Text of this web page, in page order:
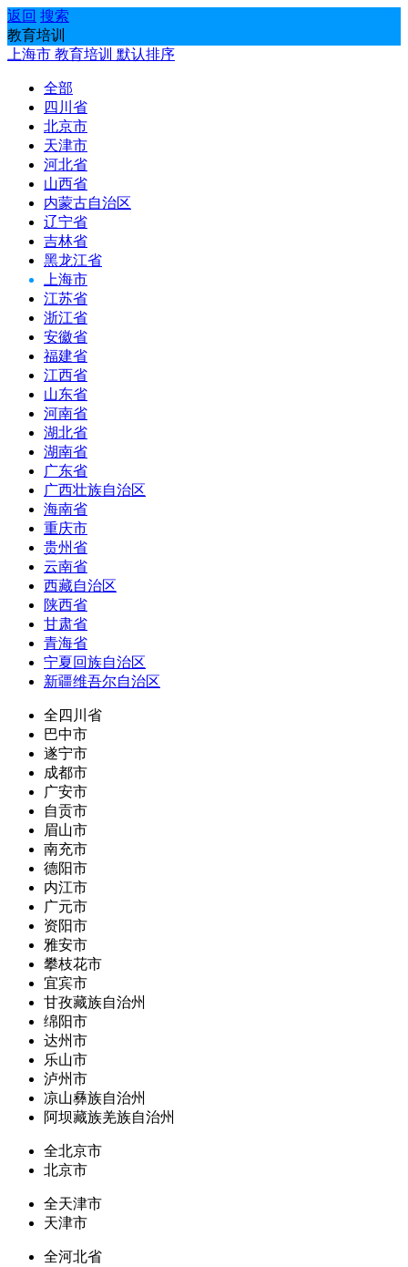
返回 搜索
教育培训
上海市 教育培训 默认排序
全部
四川省
北京市
天津市
河北省
山西省
内蒙古自治区
辽宁省
吉林省
黑龙江省
上海市
江苏省
浙江省
安徽省
福建省
江西省
山东省
河南省
湖北省
湖南省
广东省
广西壮族自治区
海南省
重庆市
贵州省
云南省
西藏自治区
陕西省
甘肃省
青海省
宁夏回族自治区
新疆维吾尔自治区
全四川省
巴中市
遂宁市
成都市
广安市
自贡市
眉山市
南充市
德阳市
内江市
广元市
资阳市
雅安市
攀枝花市
宜宾市
甘孜藏族自治州
绵阳市
达州市
乐山市
泸州市
凉山彝族自治州
阿坝藏族羌族自治州
全北京市
北京市
全天津市
天津市
全河北省